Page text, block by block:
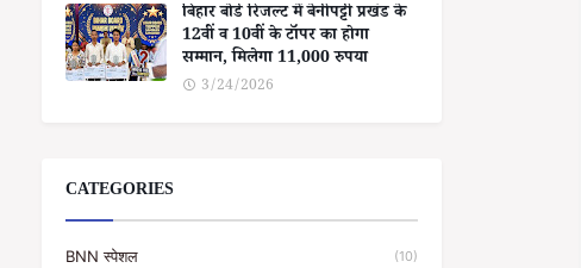
बिहार बोर्ड रिजल्ट में बेनीपट्टी प्रखंड के
12वीं व 10वीं के टॉपर का होगा
सम्मान, मिलेगा 11,000 रुपया
3/24/2026
CATEGORIES
BNN स्पेशल (10)